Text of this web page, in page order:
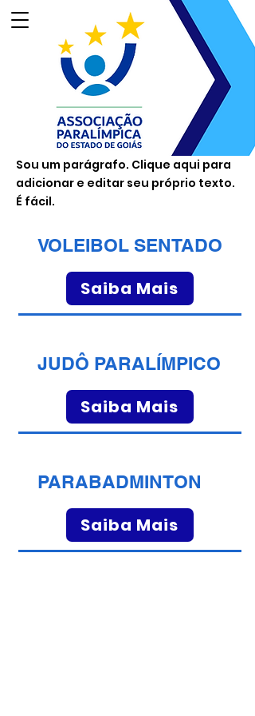
Sou um parágrafo. Clique aqui para
adicionar e editar seu próprio texto.
É fácil.
VOLEIBOL SENTADO
Saiba Mais
JUDÔ PARALÍMPICO
Saiba Mais
PARABADMINTON
Saiba Mais